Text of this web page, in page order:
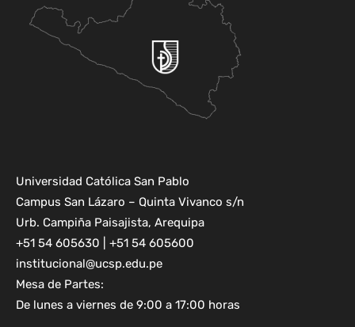
Universidad Católica San Pablo
Campus San Lázaro – Quinta Vivanco s/n
Urb. Campiña Paisajista, Arequipa
+51 54 605630 | +51 54 605600
institucional@ucsp.edu.pe
Mesa de Partes:
De lunes a viernes de 9:00 a 17:00 horas